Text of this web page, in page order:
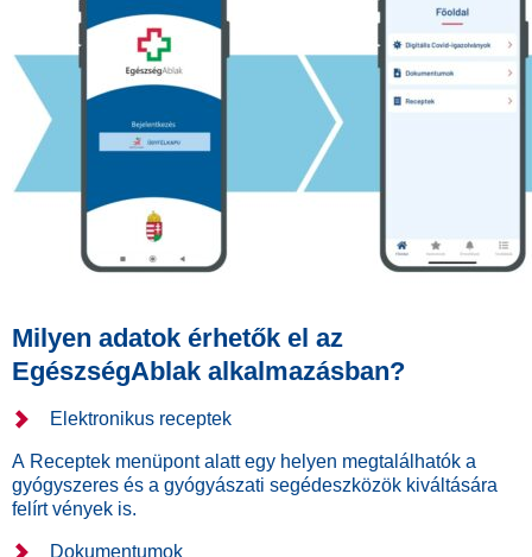
Milyen adatok érhetők el az
EgészségAblak alkalmazásban?
Elektronikus receptek
A Receptek menüpont alatt egy helyen megtalálhatók a
gyógyszeres és a gyógyászati segédeszközök kiváltására
felírt vények is.
Dokumentumok